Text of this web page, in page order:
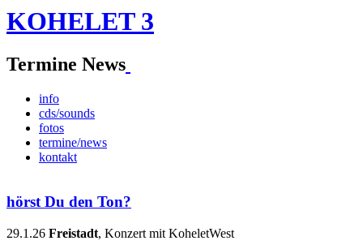
KOHELET 3
Termine News
info
cds/sounds
fotos
termine/news
kontakt
hörst Du den Ton?
29.1.26 Freistadt, Konzert mit KoheletWest